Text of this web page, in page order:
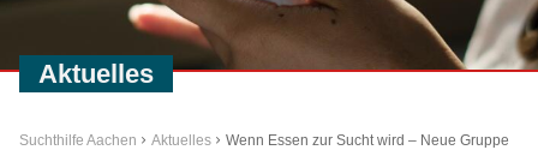
Aktuelles
Suchthilfe Aachen Aktuelles
Wenn Essen zur Sucht wird – Neue Gruppe